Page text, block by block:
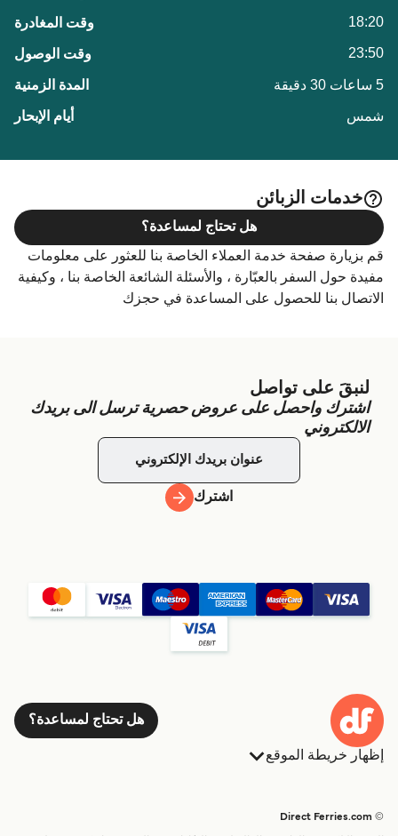
18:20
23:50
5 ساعات 30 دقيقة
شمس
خدمات الزبائن
قم بزيارة صفحة خدمة العملاء الخاصة بنا للعثور على معلومات
مفيدة حول السفر بالعبّارة ، والأسئلة الشائعة الخاصة بنا ، وكيفية
الاتصال بنا للحصول على المساعدة في حجزك
هل تحتاج لمساعدة؟
لنبقَ على تواصل
اشترك واحصل على عروض حصرية ترسل الى بريدك
الالكتروني
اشترك
هل تحتاج لمساعدة؟
إظهار خريطة الموقع
البلدان
خدمات الزبائن
العبارات
© Direct Ferries.com